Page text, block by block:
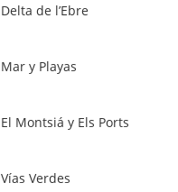
Delta de l’Ebre
Mar y Playas
El Montsiá y Els Ports
Vías Verdes